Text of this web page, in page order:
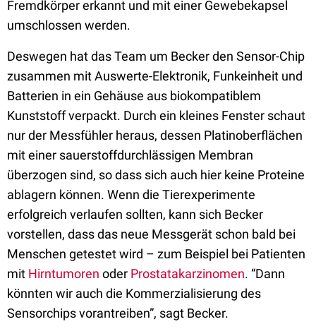
Fremdkörper erkannt und mit einer Gewebekapsel
umschlossen werden.
Deswegen hat das Team um Becker den Sensor-Chip
zusammen mit Auswerte-Elektronik, Funkeinheit und
Batterien in ein Gehäuse aus biokompatiblem
Kunststoff verpackt. Durch ein kleines Fenster schaut
nur der Messfühler heraus, dessen Platinoberflächen
mit einer sauerstoffdurchlässigen Membran
überzogen sind, so dass sich auch hier keine Proteine
ablagern können. Wenn die Tierexperimente
erfolgreich verlaufen sollten, kann sich Becker
vorstellen, dass das neue Messgerät schon bald bei
Menschen getestet wird – zum Beispiel bei Patienten
mit Hirntumoren oder Prostatakarzinomen. “Dann
könnten wir auch die Kommerzialisierung des
Sensorchips vorantreiben”, sagt Becker.